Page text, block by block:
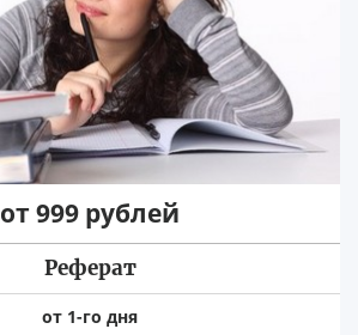
от 999 рублей
Реферат
от 1-го дня